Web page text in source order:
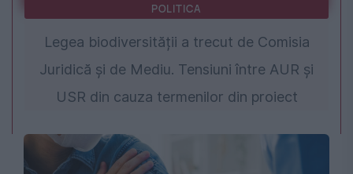
POLITICA
Legea biodiversității a trecut de Comisia
Juridică și de Mediu. Tensiuni între AUR și
USR din cauza termenilor din proiect